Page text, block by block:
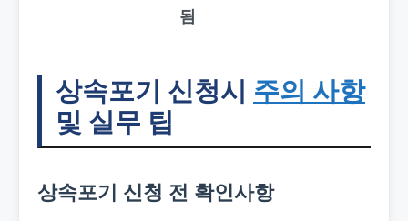
됨
상속포기 신청시 주의 사항
및 실무 팁
상속포기 신청 전 확인사항